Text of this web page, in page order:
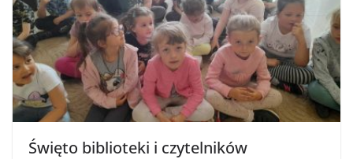
Święto biblioteki i czytelników